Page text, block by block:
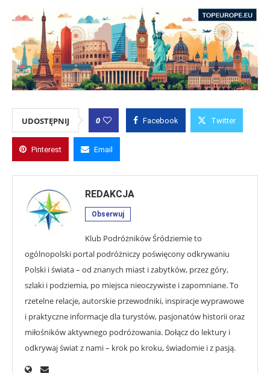
UDOSTĘPNIJ 0 Facebook Twitter
Pinterest Email
REDAKCJA
Obserwuj
Klub Podróżników Śródziemie to
ogólnopolski portal podróżniczy poświęcony odkrywaniu
Polski i świata – od znanych miast i zabytków, przez góry,
szlaki i podziemia, po miejsca nieoczywiste i zapomniane. To
rzetelne relacje, autorskie przewodniki, inspiracje wyprawowe
i praktyczne informacje dla turystów, pasjonatów historii oraz
miłośników aktywnego podróżowania. Dołącz do lektury i
odkrywaj świat z nami – krok po kroku, świadomie i z pasją.